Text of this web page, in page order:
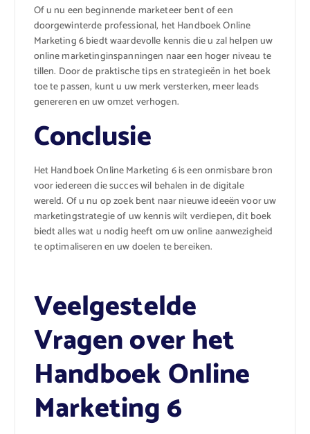
Of u nu een beginnende marketeer bent of een
doorgewinterde professional, het Handboek Online
Marketing 6 biedt waardevolle kennis die u zal helpen uw
online marketinginspanningen naar een hoger niveau te
tillen. Door de praktische tips en strategieën in het boek
toe te passen, kunt u uw merk versterken, meer leads
genereren en uw omzet verhogen.
Conclusie
Het Handboek Online Marketing 6 is een onmisbare bron
voor iedereen die succes wil behalen in de digitale
wereld. Of u nu op zoek bent naar nieuwe ideeën voor uw
marketingstrategie of uw kennis wilt verdiepen, dit boek
biedt alles wat u nodig heeft om uw online aanwezigheid
te optimaliseren en uw doelen te bereiken.
Veelgestelde
Vragen over het
Handboek Online
Marketing 6